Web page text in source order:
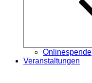
Onlinespende
Veranstaltungen